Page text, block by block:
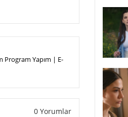
Program Yapım | E-
0 Yorumlar